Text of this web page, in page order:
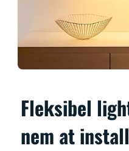
Fleksibel
nem at